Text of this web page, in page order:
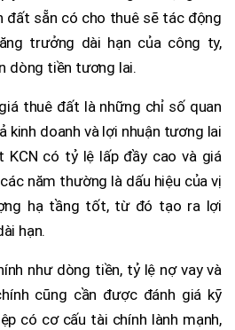
đất sẵn có cho thuê sẽ tác động
trưởng dài hạn của công ty,
dòng tiền tương lai.
đất là những chỉ số quan
kinh doanh và lợi nhuận tương lai
KCN có tỷ lệ lấp đầy cao và giá
năm thường là dấu hiệu của vị
hạ tầng tốt, từ đó tạo ra lợi
hạn.
như dòng tiền, tỷ lệ nợ vay và
cũng cần được đánh giá kỹ
có cơ cấu tài chính lành mạnh,